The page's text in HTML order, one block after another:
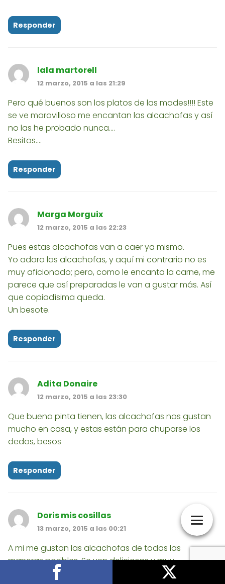
Responder
lala martorell
12 marzo, 2015 a las 21:29
Pero qué buenos son los platos de las mades!!!! Este
se ve maravilloso me encantan las alcachofas y así
no las he probado nunca....
Besitos....
Responder
Marga Morguix
12 marzo, 2015 a las 22:23
Pues estas alcachofas van a caer ya mismo.
Yo adoro las alcachofas, y aquí mi contrario no es
muy aficionado; pero, como le encanta la carne, me
parece que así preparadas le van a gustar más. Así
que copiadísima queda.
Un besote.
Responder
Adita Donaire
12 marzo, 2015 a las 23:30
Que buena pinta tienen, las alcachofas nos gustan
mucho en casa, y estas están para chuparse los
dedos, besos
Responder
Doris mis cosillas
13 marzo, 2015 a las 00:21
A mi me gustan las alcachofas de todas las
maneras posibles. Se ven deliciosas y muy
sanas.Bsssss